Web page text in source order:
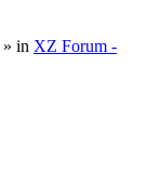
» in XZ Forum -